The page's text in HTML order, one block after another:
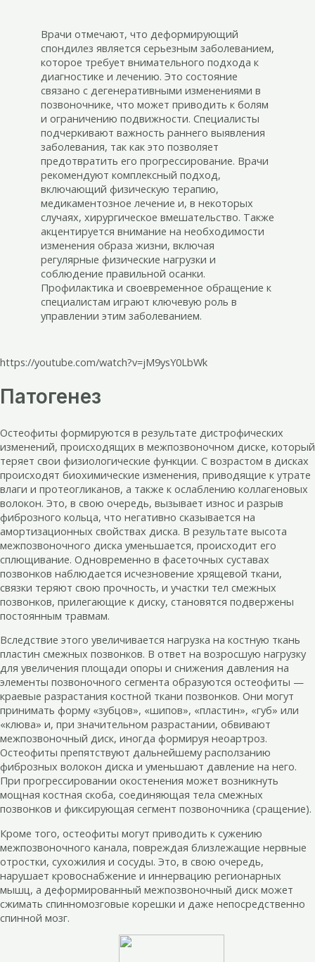
Врачи отмечают, что деформирующий
спондилез является серьезным заболеванием,
которое требует внимательного подхода к
диагностике и лечению. Это состояние
связано с дегенеративными изменениями в
позвоночнике, что может приводить к болям
и ограничению подвижности. Специалисты
подчеркивают важность раннего выявления
заболевания, так как это позволяет
предотвратить его прогрессирование. Врачи
рекомендуют комплексный подход,
включающий физическую терапию,
медикаментозное лечение и, в некоторых
случаях, хирургическое вмешательство. Также
акцентируется внимание на необходимости
изменения образа жизни, включая
регулярные физические нагрузки и
соблюдение правильной осанки.
Профилактика и своевременное обращение к
специалистам играют ключевую роль в
управлении этим заболеванием.
https://youtube.com/watch?v=jM9ysY0LbWk
Патогенез
Остеофиты формируются в результате дистрофических
изменений, происходящих в межпозвоночном диске, который
теряет свои физиологические функции. С возрастом в дисках
происходят биохимические изменения, приводящие к утрате
влаги и протеогликанов, а также к ослаблению коллагеновых
волокон. Это, в свою очередь, вызывает износ и разрыв
фиброзного кольца, что негативно сказывается на
амортизационных свойствах диска. В результате высота
межпозвоночного диска уменьшается, происходит его
сплющивание. Одновременно в фасеточных суставах
позвонков наблюдается исчезновение хрящевой ткани,
связки теряют свою прочность, и участки тел смежных
позвонков, прилегающие к диску, становятся подвержены
постоянным травмам.
Вследствие этого увеличивается нагрузка на костную ткань
пластин смежных позвонков. В ответ на возросшую нагрузку
для увеличения площади опоры и снижения давления на
элементы позвоночного сегмента образуются остеофиты —
краевые разрастания костной ткани позвонков. Они могут
принимать форму «зубцов», «шипов», «пластин», «губ» или
«клюва» и, при значительном разрастании, обвивают
межпозвоночный диск, иногда формируя неоартроз.
Остеофиты препятствуют дальнейшему расползанию
фиброзных волокон диска и уменьшают давление на него.
При прогрессировании окостенения может возникнуть
мощная костная скоба, соединяющая тела смежных
позвонков и фиксирующая сегмент позвоночника (сращение).
Кроме того, остеофиты могут приводить к сужению
межпозвоночного канала, повреждая близлежащие нервные
отростки, сухожилия и сосуды. Это, в свою очередь,
нарушает кровоснабжение и иннервацию регионарных
мышц, а деформированный межпозвоночный диск может
сжимать спинномозговые корешки и даже непосредственно
спинной мозг.